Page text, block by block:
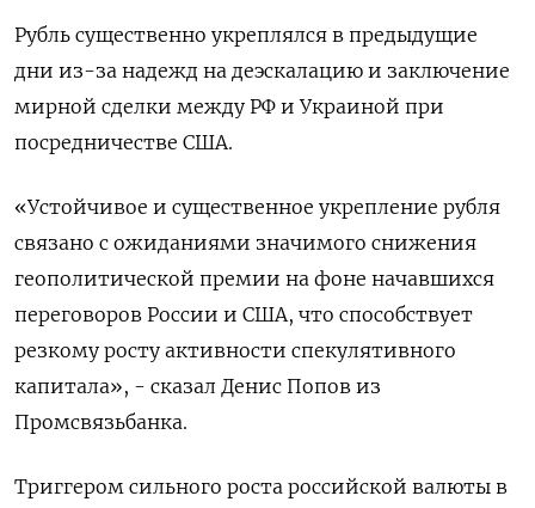
Рубль существенно укреплялся в предыдущие
дни из-за надежд на деэскалацию и заключение
мирной сделки между РФ и Украиной при
посредничестве США.
«Устойчивое и существенное укрепление рубля
связано с ожиданиями значимого снижения
геополитической премии на фоне начавшихся
переговоров России и США, что способствует
резкому росту активности спекулятивного
капитала», - сказал Денис Попов из
Промсвязьбанка.
Триггером сильного роста российской валюты в